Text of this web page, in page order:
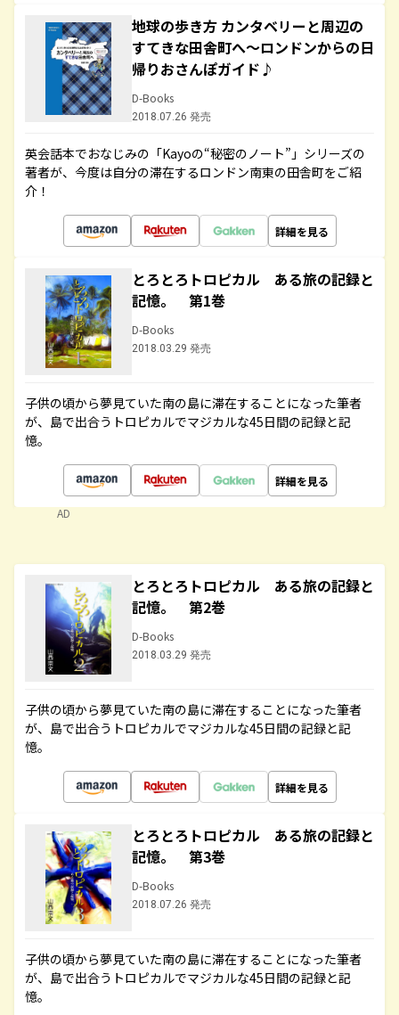
地球の歩き方 カンタベリーと周辺の
すてきな田舎町へ～ロンドンからの日
帰りおさんぽガイド♪
D-Books
2018.07.26 発売
英会話本でおなじみの「Kayoの“秘密のノート”」シリーズの
著者が、今度は自分の滞在するロンドン南東の田舎町をご紹
介！
詳細を見る
とろとろトロピカル ある旅の記録と
記憶。 第1巻
D-Books
2018.03.29 発売
子供の頃から夢見ていた南の島に滞在することになった筆者
が、島で出合うトロピカルでマジカルな45日間の記録と記
憶。
詳細を見る
AD
とろとろトロピカル ある旅の記録と
記憶。 第2巻
D-Books
2018.03.29 発売
子供の頃から夢見ていた南の島に滞在することになった筆者
が、島で出合うトロピカルでマジカルな45日間の記録と記
憶。
詳細を見る
とろとろトロピカル ある旅の記録と
記憶。 第3巻
D-Books
2018.07.26 発売
子供の頃から夢見ていた南の島に滞在することになった筆者
が、島で出合うトロピカルでマジカルな45日間の記録と記
憶。